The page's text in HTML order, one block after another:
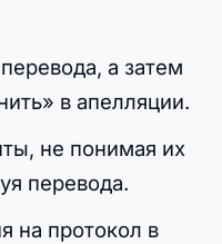
а затем
в апелляции.
не понимая их
перевода.
на протокол в